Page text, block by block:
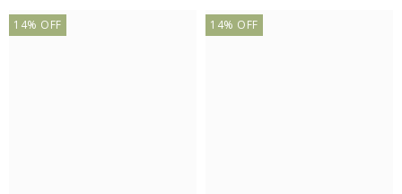
14% OFF 14% OFF